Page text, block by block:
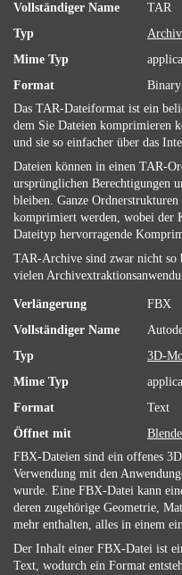
Vollständiger Name
TAR
Typ
Archiv
Mime Typ
Format
Binary
Das TAR-Dateiformat ist ein
dem Sie Dateien komprimieren
und sie so einfacher über das
Dateien können in einen TAR-
ursprünglichen Berechtigungen
bleiben. Ganze
komprimiert werden, wobei der
Dateityp hervorragende
TAR-Archive sind zwar nicht so
vielen
Verlängerung
FBX
Vollständiger Name
Typ
3D-
Mime Typ
Format
Text
Öffnet mit
FBX-Dateien sind ein offenes
Verwendung mit den
wurde. Eine FBX-Datei kann
deren zugehörige Geometrie,
mehr enthalten, alles in einem
Der Inhalt einer FBX-Datei ist
Text, wodurch ein Format